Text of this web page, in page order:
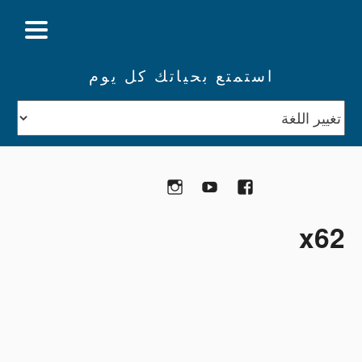
استمتع بحياتك كل يوم
تبرع Facebook
YouTube
x62